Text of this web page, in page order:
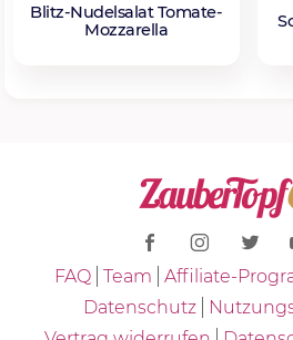
Blitz-Nudelsalat Tomate-
Mozzarella
FAQ Team Affiliate-
Datenschutz